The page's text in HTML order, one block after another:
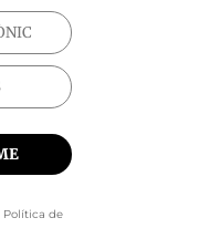
Política de